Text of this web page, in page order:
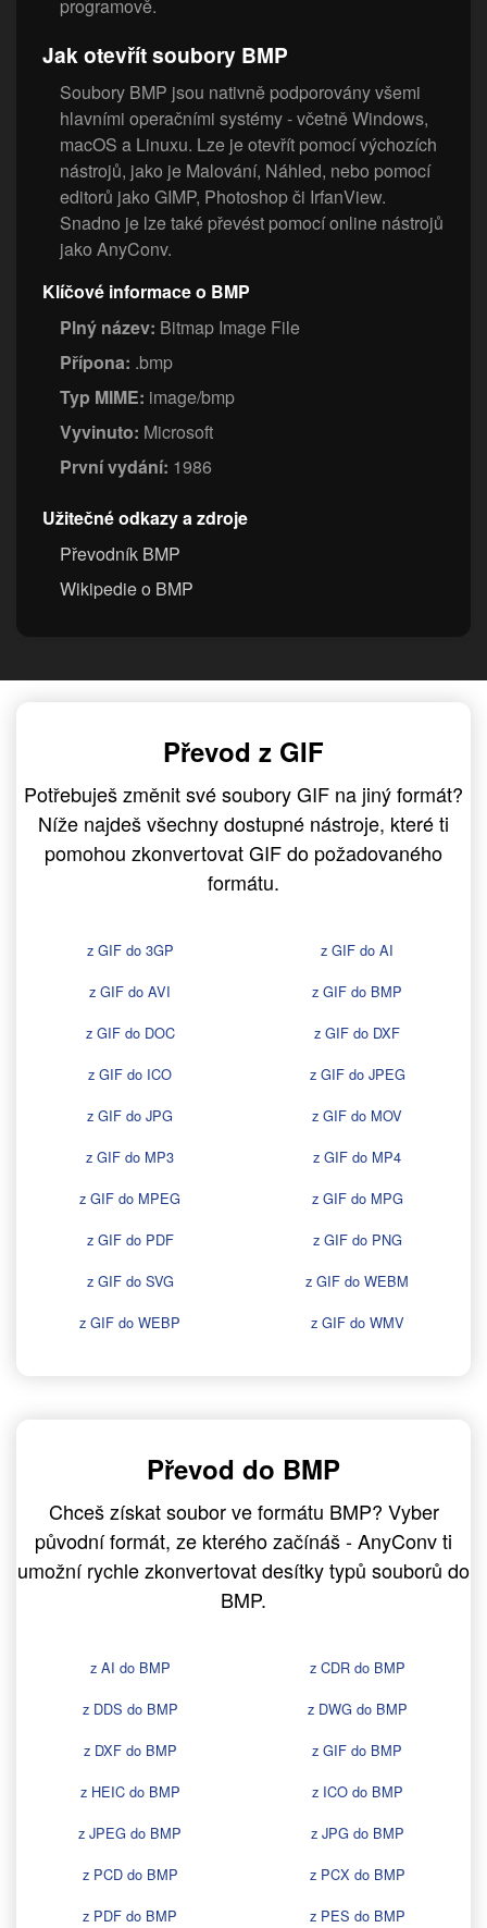
programově.
Jak otevřít soubory BMP
Soubory BMP jsou nativně podporovány všemi
hlavními operačními systémy - včetně Windows,
macOS a Linuxu. Lze je otevřít pomocí výchozích
nástrojů, jako je Malování, Náhled, nebo pomocí
editorů jako GIMP, Photoshop či IrfanView.
Snadno je lze také převést pomocí online nástrojů
jako AnyConv.
Klíčové informace o BMP
Plný název: Bitmap Image File
Přípona: .bmp
Typ MIME: image/bmp
Vyvinuto: Microsoft
První vydání: 1986
Užitečné odkazy a zdroje
Převodník BMP
Wikipedie o BMP
Převod z GIF
Potřebuješ změnit své soubory GIF na jiný formát?
Níže najdeš všechny dostupné nástroje, které ti
pomohou zkonvertovat GIF do požadovaného
formátu.
z GIF do 3GP
z GIF do AI
z GIF do AVI
z GIF do BMP
z GIF do DOC
z GIF do DXF
z GIF do ICO
z GIF do JPEG
z GIF do JPG
z GIF do MOV
z GIF do MP3
z GIF do MP4
z GIF do MPEG
z GIF do MPG
z GIF do PDF
z GIF do PNG
z GIF do SVG
z GIF do WEBM
z GIF do WEBP
z GIF do WMV
Převod do BMP
Chceš získat soubor ve formátu BMP? Vyber
původní formát, ze kterého začínáš - AnyConv ti
umožní rychle zkonvertovat desítky typů souborů do
BMP.
z AI do BMP
z CDR do BMP
z DDS do BMP
z DWG do BMP
z DXF do BMP
z GIF do BMP
z HEIC do BMP
z ICO do BMP
z JPEG do BMP
z JPG do BMP
z PCD do BMP
z PCX do BMP
z PDF do BMP
z PES do BMP